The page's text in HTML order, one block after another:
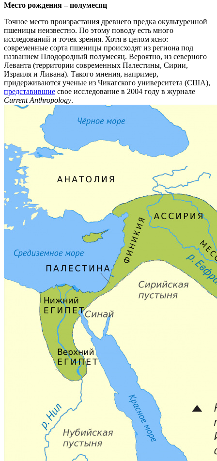
Место рождения – полумесяц
Точное место произрастания древнего предка окультуренной
пшеницы неизвестно. По этому поводу есть много
исследований и точек зрения. Хотя в целом ясно:
современные сорта пшеницы происходят из региона под
названием Плодородный полумесяц. Вероятно, из северного
Леванта (территории современных Палестины, Сирии,
Израиля и Ливана). Такого мнения, например,
придерживаются ученые из Чикагского университета (США),
представившие свое исследование в 2004 году в журнале
Current Anthropology.